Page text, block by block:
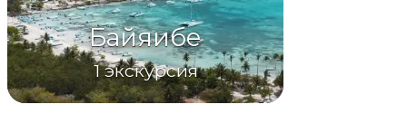
Байяибе
1 экскурсия